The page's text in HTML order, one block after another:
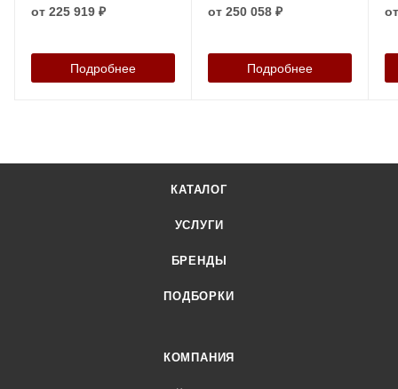
артикул 40200
от 225 919 ₽
Подробнее
вертикальные поручни
от 250 058 ₽
Подробнее
КАТАЛОГ
УСЛУГИ
БРЕНДЫ
ПОДБОРКИ
КОМПАНИЯ